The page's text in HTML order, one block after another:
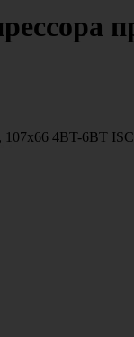
107x66 4BT-6BT